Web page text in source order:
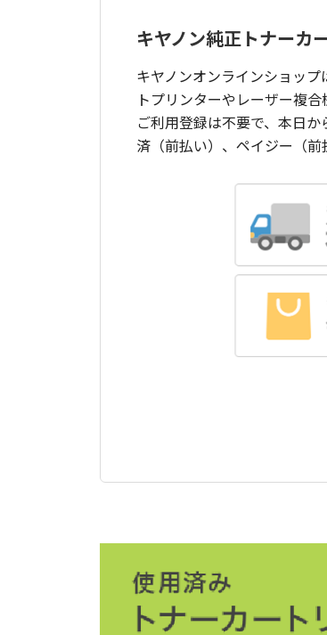
キヤノン純正トナーカ
キヤノンオンラインショッ
トプリンターやレーザー複
ご利用登録は不要で、本日
済（前払い）、ペイジー（前